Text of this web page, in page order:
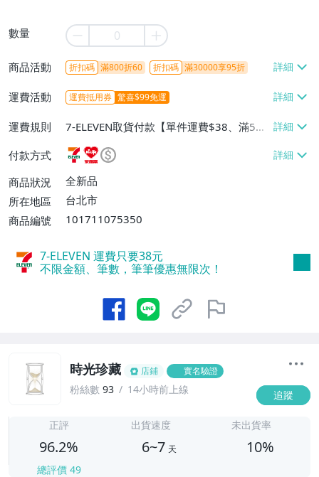
數量
商品活動 折扣碼 滿800折60 折扣碼 滿30000享95折
運費活動 運費抵用券 驚喜$99免運
運費規則
7-ELEVEN取貨付款【單件運費$38、滿5件
或消費滿$1298免運費】、7-ELEVEN取貨
不付款【免運費】、萊爾富取貨付款【單件
運費$60、滿5件或消費滿$1298免運
費】、宅配/貨運【單件運費$120、滿5件
付款方式
商品狀況
全新品
所在地區
台北市
商品編號
101711075350
7-ELEVEN 運費只要38元
不限金額、筆數，筆筆優惠無限次！
時光珍藏 店鋪 實名驗證
粉絲數 93 14小時前上線 追蹤
正評
96.2%
總評價 49
出貨速度
6~7 天
未出貨率
10%